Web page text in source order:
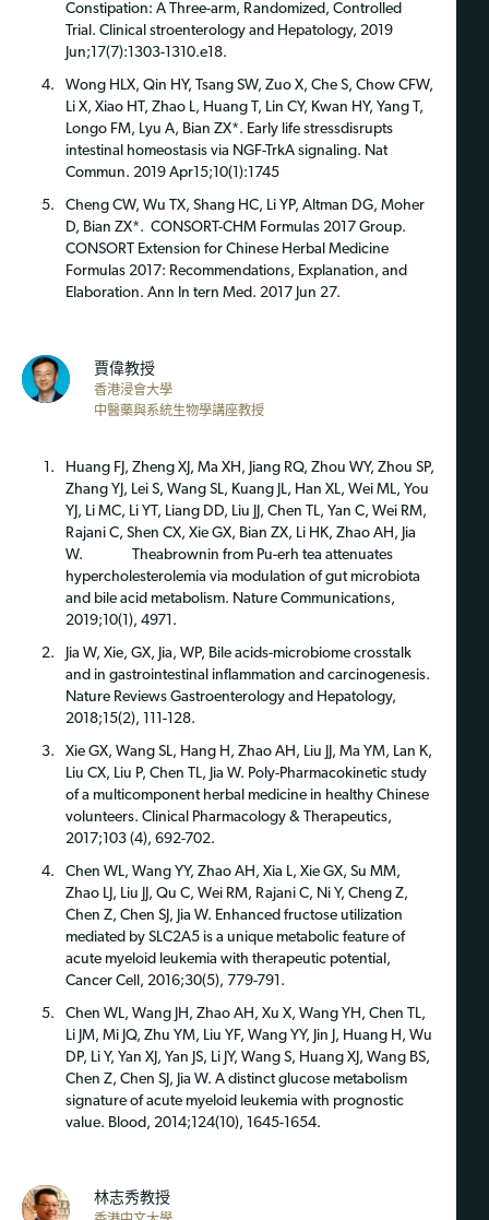
Constipation: A Three-arm, Randomized, Controlled
Trial. Clinical stroenterology and Hepatology, 2019
Jun;17(7):1303-1310.e18.
Wong HLX, Qin HY, Tsang SW, Zuo X, Che S, Chow CFW,
Li X, Xiao HT, Zhao L, Huang T, Lin CY, Kwan HY, Yang T,
Longo FM, Lyu A, Bian ZX*. Early life stressdisrupts
intestinal homeostasis via NGF-TrkA signaling. Nat
Commun. 2019 Apr15;10(1):1745
Cheng CW, Wu TX, Shang HC, Li YP, Altman DG, Moher
D, Bian ZX*. CONSORT-CHM Formulas 2017 Group.
CONSORT Extension for Chinese Herbal Medicine
Formulas 2017: Recommendations, Explanation, and
Elaboration. Ann In tern Med. 2017 Jun 27.
賈偉教授
香港浸會大學
中醫藥與系統生物學講座教授
Huang FJ, Zheng XJ, Ma XH, Jiang RQ, Zhou WY, Zhou SP,
Zhang YJ, Lei S, Wang SL, Kuang JL, Han XL, Wei ML, You
YJ, Li MC, Li YT, Liang DD, Liu JJ, Chen TL, Yan C, Wei RM,
Rajani C, Shen CX, Xie GX, Bian ZX, Li HK, Zhao AH, Jia
W. Theabrownin from Pu-erh tea attenuates
hypercholesterolemia via modulation of gut microbiota
and bile acid metabolism. Nature Communications,
2019;10(1), 4971.
Jia W, Xie, GX, Jia, WP, Bile acids-microbiome crosstalk
and in gastrointestinal inflammation and carcinogenesis.
Nature Reviews Gastroenterology and Hepatology,
2018;15(2), 111-128.
Xie GX, Wang SL, Hang H, Zhao AH, Liu JJ, Ma YM, Lan K,
Liu CX, Liu P, Chen TL, Jia W. Poly-Pharmacokinetic study
of a multicomponent herbal medicine in healthy Chinese
volunteers. Clinical Pharmacology & Therapeutics,
2017;103 (4), 692-702.
Chen WL, Wang YY, Zhao AH, Xia L, Xie GX, Su MM,
Zhao LJ, Liu JJ, Qu C, Wei RM, Rajani C, Ni Y, Cheng Z,
Chen Z, Chen SJ, Jia W. Enhanced fructose utilization
mediated by SLC2A5 is a unique metabolic feature of
acute myeloid leukemia with therapeutic potential,
Cancer Cell, 2016;30(5), 779-791.
Chen WL, Wang JH, Zhao AH, Xu X, Wang YH, Chen TL,
Li JM, Mi JQ, Zhu YM, Liu YF, Wang YY, Jin J, Huang H, Wu
DP, Li Y, Yan XJ, Yan JS, Li JY, Wang S, Huang XJ, Wang BS,
Chen Z, Chen SJ, Jia W. A distinct glucose metabolism
signature of acute myeloid leukemia with prognostic
value. Blood, 2014;124(10), 1645-1654.
林志秀教授